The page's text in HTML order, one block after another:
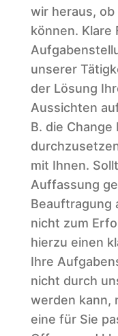
wir heraus,
können. Klare
unserer
der Lösung
Aussichten
B. die
mit Ihnen.
Auffassung
Beauftragung
nicht zum
hierzu einen
Ihre
nicht durch
werden kann,
eine für Sie